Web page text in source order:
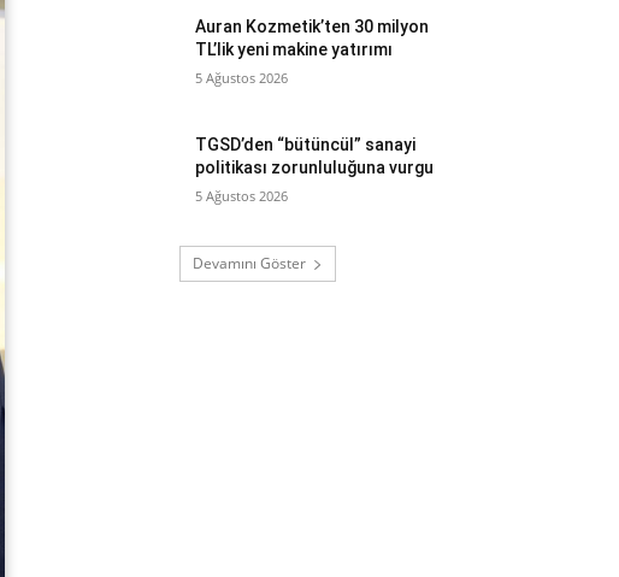
Auran Kozmetik’ten 30 milyon
TL’lik yeni makine yatırımı
5 Ağustos 2026
TGSD’den “bütüncül” sanayi
politikası zorunluluğuna vurgu
5 Ağustos 2026
Devamını Göster